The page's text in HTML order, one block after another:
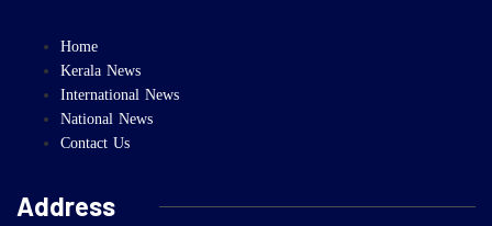
Home
Kerala News
International News
National News
Contact Us
Address